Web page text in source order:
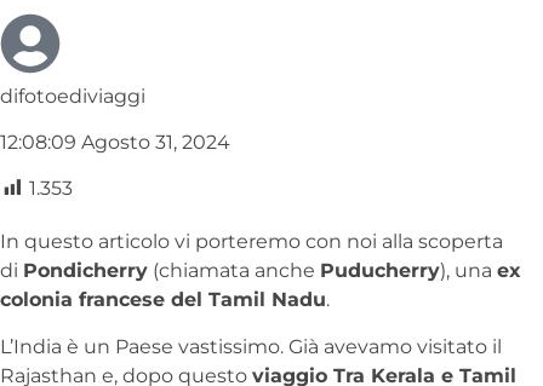
difotoediviaggi
12:08:09 Agosto 31, 2024
1.353
In questo articolo vi porteremo con noi alla scoperta
di Pondicherry (chiamata anche Puducherry), una ex
colonia francese del Tamil Nadu.
L’India è un Paese vastissimo. Già avevamo visitato il
Rajasthan e, dopo questo viaggio Tra Kerala e Tamil